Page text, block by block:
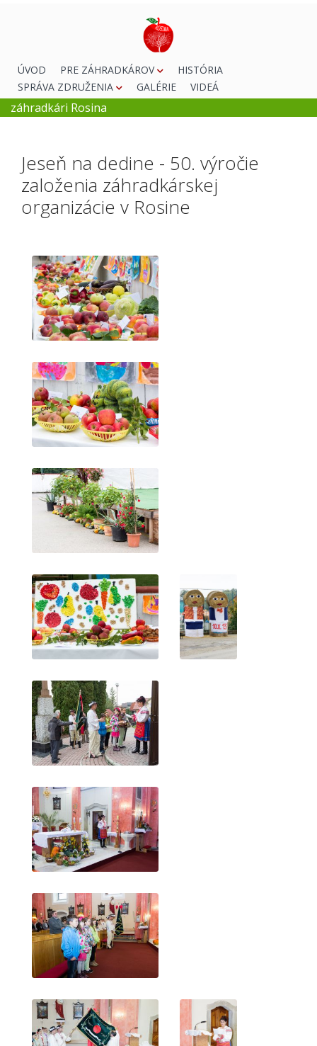
ÚVOD PRE ZÁHRADKÁROV
HISTÓRIA
SPRÁVA ZDRUŽENIA
GALÉRIE VIDEÁ
záhradkári Rosina
Jeseň na dedine - 50. výročie
založenia záhradkárskej
organizácie v Rosine